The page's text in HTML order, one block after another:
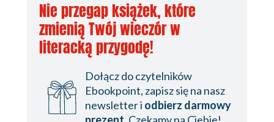
Nie przegap książek, które
zmienią Twój wieczór w
literacką przygodę!
Dołącz do czytelników
Ebookpoint, zapisz się na nasz
newsletter i odbierz darmowy